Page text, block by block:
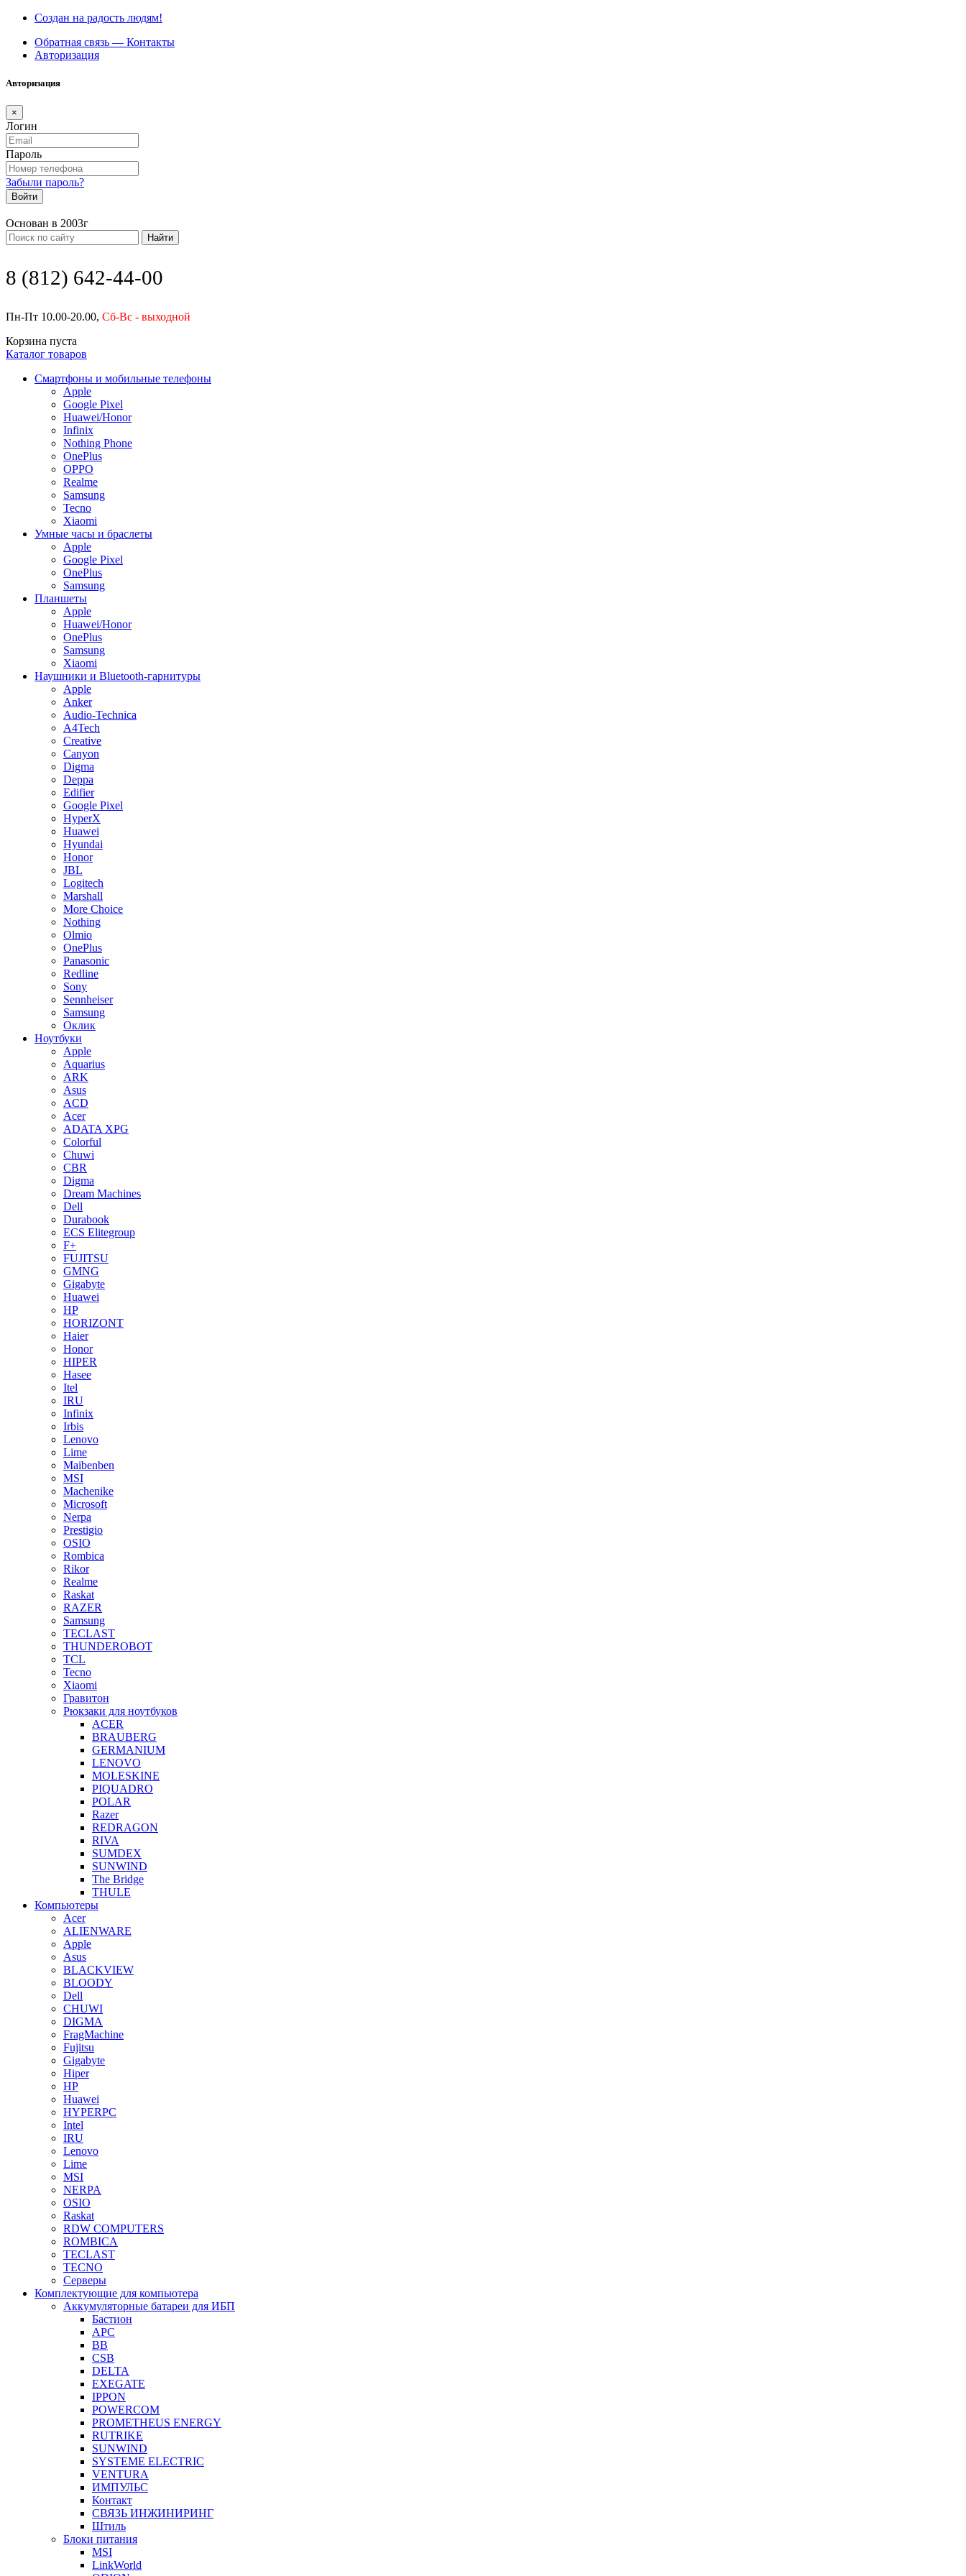
Создан на радость людям!
Обратная связь — Контакты
Авторизация
Авторизация
×
Логин
Пароль
Забыли пароль?
Войти
Основан в 2003г
Найти
8 (812) 642-44-00
Пн-Пт 10.00-20.00, Сб-Вс - выходной
Корзина пуста
Каталог товаров
Смартфоны и мобильные телефоны
Apple
Google Pixel
Huawei/Honor
Infinix
Nothing Phone
OnePlus
OPPO
Realme
Samsung
Tecno
Xiaomi
Умные часы и браслеты
Apple
Google Pixel
OnePlus
Samsung
Планшеты
Apple
Huawei/Honor
OnePlus
Samsung
Xiaomi
Наушники и Bluetooth-гарнитуры
Apple
Anker
Audio-Technica
A4Tech
Creative
Canyon
Digma
Deppa
Edifier
Google Pixel
HyperX
Huawei
Hyundai
Honor
JBL
Logitech
Marshall
More Choice
Nothing
Olmio
OnePlus
Panasonic
Redline
Sony
Sennheiser
Samsung
Оклик
Ноутбуки
Apple
Aquarius
ARK
Asus
ACD
Acer
ADATA XPG
Colorful
Chuwi
CBR
Digma
Dream Machines
Dell
Durabook
ECS Elitegroup
F+
FUJITSU
GMNG
Gigabyte
Huawei
HP
HORIZONT
Haier
Honor
HIPER
Hasee
Itel
IRU
Infinix
Irbis
Lenovo
Lime
Maibenben
MSI
Machenike
Microsoft
Nerpa
Prestigio
OSIO
Rombica
Rikor
Realme
Raskat
RAZER
Samsung
TECLAST
THUNDEROBOT
TCL
Tecno
Xiaomi
Гравитон
Рюкзаки для ноутбуков
ACER
BRAUBERG
GERMANIUM
LENOVO
MOLESKINE
PIQUADRO
POLAR
Razer
REDRAGON
RIVA
SUMDEX
SUNWIND
The Bridge
THULE
Компьютеры
Acer
ALIENWARE
Apple
Asus
BLACKVIEW
BLOODY
Dell
CHUWI
DIGMA
FragMachine
Fujitsu
Gigabyte
Hiper
HP
Huawei
HYPERPC
Intel
IRU
Lenovo
Lime
MSI
NERPA
OSIO
Raskat
RDW COMPUTERS
ROMBICA
TECLAST
TECNO
Серверы
Комплектующие для компьютера
Аккумуляторные батареи для ИБП
Бастион
APC
BB
CSB
DELTA
EXEGATE
IPPON
POWERCOM
PROMETHEUS ENERGY
RUTRIKE
SUNWIND
SYSTEME ELECTRIC
VENTURA
ИМПУЛЬС
Контакт
СВЯЗЬ ИНЖИНИРИНГ
Штиль
Блоки питания
MSI
LinkWorld